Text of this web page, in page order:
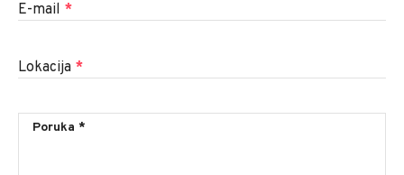
E-mail *
Lokacija *